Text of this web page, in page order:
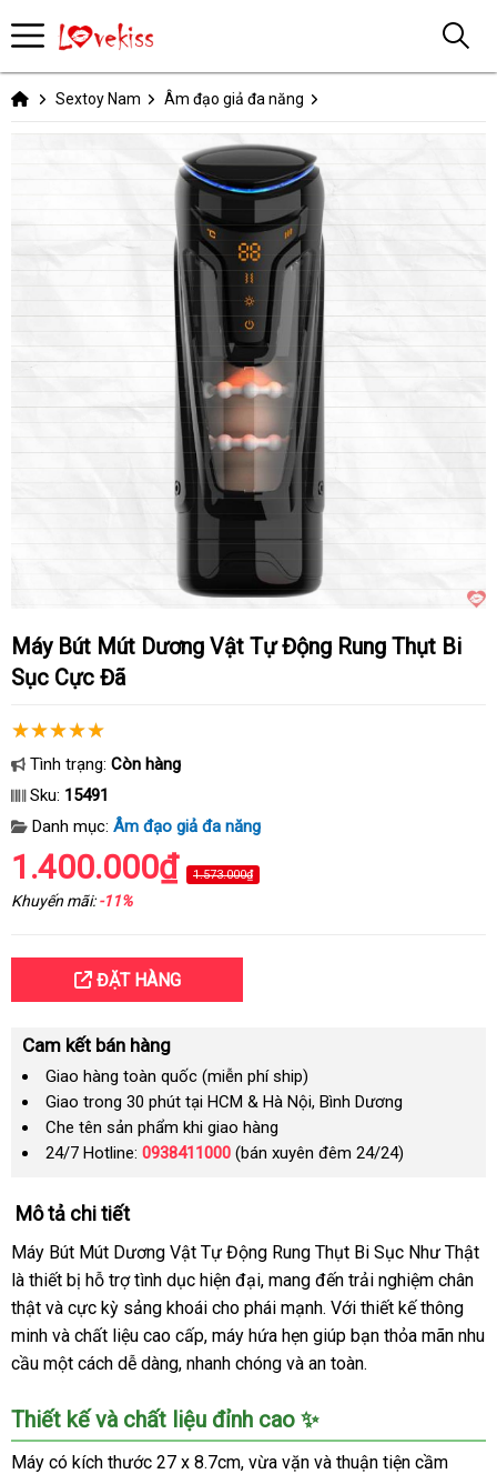
Sextoy Nam Âm đạo giả đa năng
Máy Bút Mút Dương Vật Tự Động Rung Thụt Bi
Sục Cực Đã
Tình trạng: Còn hàng
Sku: 15491
Danh mục: Âm đạo giả đa năng
1.400.000₫ 1.573.000₫
Khuyến mãi:-11%
ĐẶT HÀNG
Cam kết bán hàng
Giao hàng toàn quốc (miễn phí ship)
Giao trong 30 phút tại HCM & Hà Nội, Bình Dương
Che tên sản phẩm khi giao hàng
24/7 Hotline: 0938411000 (bán xuyên đêm 24/24)
Mô tả chi tiết
Máy Bút Mút Dương Vật Tự Động Rung Thụt Bi Sục Như Thật
là thiết bị hỗ trợ tình dục hiện đại, mang đến trải nghiệm chân
thật và cực kỳ sảng khoái cho phái mạnh. Với thiết kế thông
minh và chất liệu cao cấp, máy hứa hẹn giúp bạn thỏa mãn nhu
cầu một cách dễ dàng, nhanh chóng và an toàn.
Thiết kế và chất liệu đỉnh cao ✨
Máy có kích thước 27 x 8.7cm, vừa vặn và thuận tiện cầm